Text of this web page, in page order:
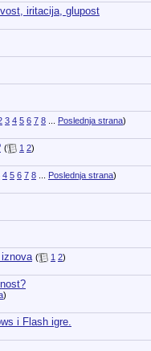
iritacija, glupost
3 4 5 6 7 8... Poslednja strana)
( 1 2)
4 5 6 7 8... Poslednja strana)
( 1 2)
)
i Flash igre.